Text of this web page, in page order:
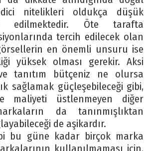
nitelikleri oldukça düşük
edilmektedir. Öte tarafta
tercih edilecek olan
en önemli unsuru ise
yüksek olması gerekir. Aksi
tanıtım bütçeniz ne olursa
sağlamak güçleşebileceği gibi,
maliyeti üstlenmeyen diğer
da tanınmışlıktan
de aşikardır.
bu güne kadar birçok marka